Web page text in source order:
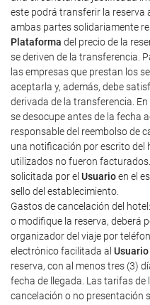
este podrá transferir la reserva
ambas partes solidariamente
Plataforma del precio de la
se deriven de la transferencia.
las empresas que prestan los
aceptarla y, además, debe
derivada de la transferencia.
se desocupe antes de la fecha
responsable del reembolso de
una notificación por escrito del
utilizados no fueron
solicitada por el Usuarioen el
sello del establecimiento.
Gastos de cancelación del
o modifique la reserva, deberá
organizador del viaje por
electrónico facilitada al Usuario
reserva, con al menos tres (3)
fecha de llegada. Las tarifas de
cancelación o no presentación